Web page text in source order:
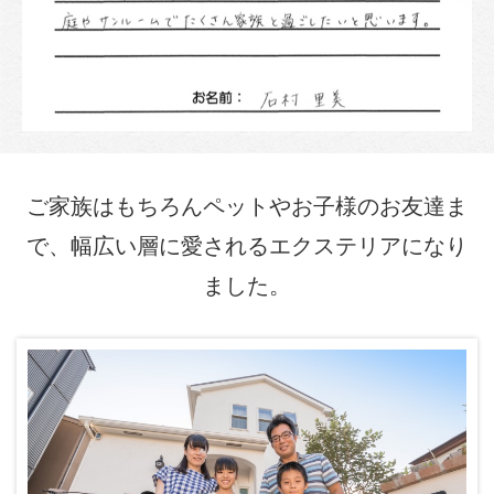
ご家族はもちろんペットやお子様のお友達ま
で、幅広い層に愛されるエクステリアになり
ました。